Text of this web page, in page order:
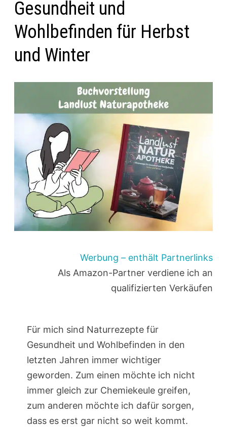
Gesundheit und
Wohlbefinden für Herbst
und Winter
Werbung – enthält Partnerlinks
Als Amazon-Partner verdiene ich an
qualifizierten Verkäufen
Für mich sind Naturrezepte für
Gesundheit und Wohlbefinden in den
letzten Jahren immer wichtiger
geworden. Zum einen möchte ich nicht
immer gleich zur Chemiekeule greifen,
zum anderen möchte ich dafür sorgen,
dass es erst gar nicht so weit kommt.